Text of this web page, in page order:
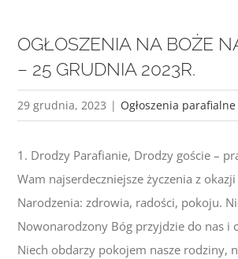
OGŁOSZENIA NA BOŻE
– 25 GRUDNIA 2023R.
29 grudnia, 2023 | Ogłoszenia parafialne
1. Drodzy Parafianie, Drodzy goście –
Wam najserdeczniejsze życzenia z
Narodzenia: zdrowia, radości, pokoju.
Nowonarodzony Bóg przyjdzie do nas i
Niech obdarzy pokojem nasze rodziny,